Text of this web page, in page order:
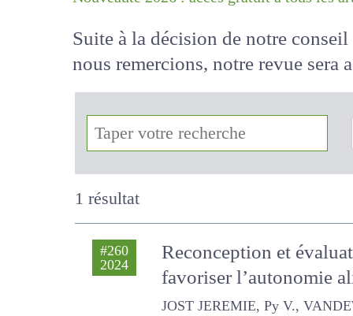
Suite à la décision de notre
nous remercions, notre revue
!
1 résultat
#260
2024
Reconception et
favoriser l’autonomie
JOST JEREMIE, Py V.,